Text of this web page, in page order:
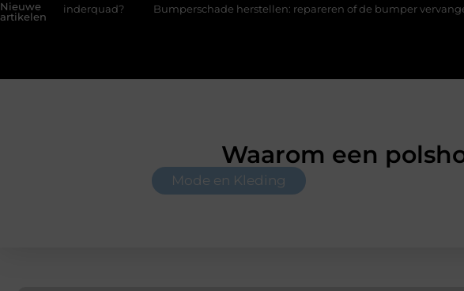
Nieuwe
artikelen
Bumperschade herstellen: repareren of de bumper vervangen?
Waarom een
Mode en Kleding